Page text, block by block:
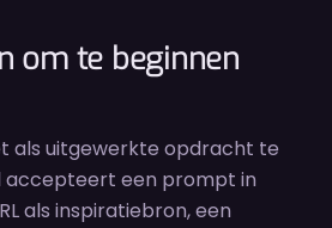
om te beginnen
als uitgewerkte opdracht te
accepteert een prompt in
als inspiratiebron, een